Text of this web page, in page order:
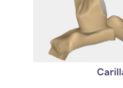
- Logre resultados
con pocos clics del
- Hermosas
incluidas.